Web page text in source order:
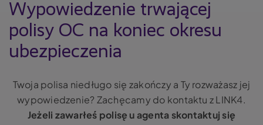
Wypowiedzenie trwającej
polisy OC na koniec okresu
ubezpieczenia
Twoja polisa niedługo się zakończy a Ty rozważasz jej
wypowiedzenie? Zachęcamy do kontaktu z LINK4.
Jeżeli zawarłeś polisę u agenta skontaktuj się